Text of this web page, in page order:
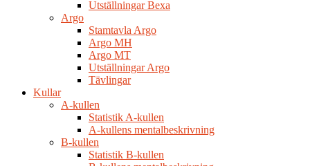
Utställningar Bexa
Argo
Stamtavla Argo
Argo MH
Argo MT
Utställningar Argo
Tävlingar
Kullar
A-kullen
Statistik A-kullen
A-kullens mentalbeskrivning
B-kullen
Statistik B-kullen